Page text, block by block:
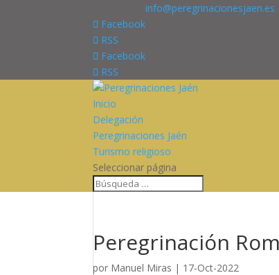
info@peregrinacionesjaen.es
Facebook
RSS
Facebook
RSS
Inicio
Delegación
Peregrinaciones Jaén
Turismo religioso
Seleccionar página
Peregrinación
por Manuel Miras | 17-Oct-2022